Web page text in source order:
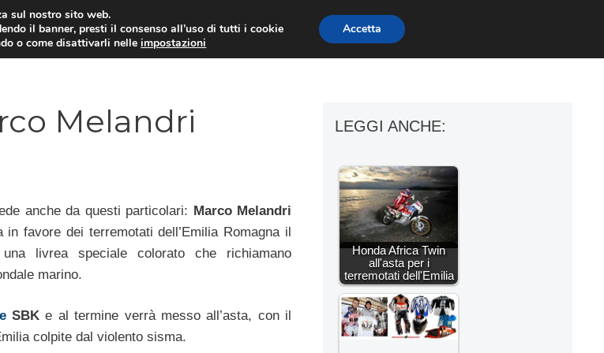
MOTO NEWS ACCESSORI MOTO MOTO GP
Melandri
anche da questi particolari: Marco Melandri
in favore dei terremotati dell’Emilia Romagna il
livrea speciale colorato che richiamano
marino.
SBK e al termine verrà messo all’asta, con il
colpite dal violento sisma.
LEGGI ANCHE:
Honda Africa Twin
all'asta per i
terremotati dell'Emilia
sul nostro sito web.
il banner, presti il consenso all’uso di tutti i cookie
o come disattivarli nelleimpostazioni
Accetta